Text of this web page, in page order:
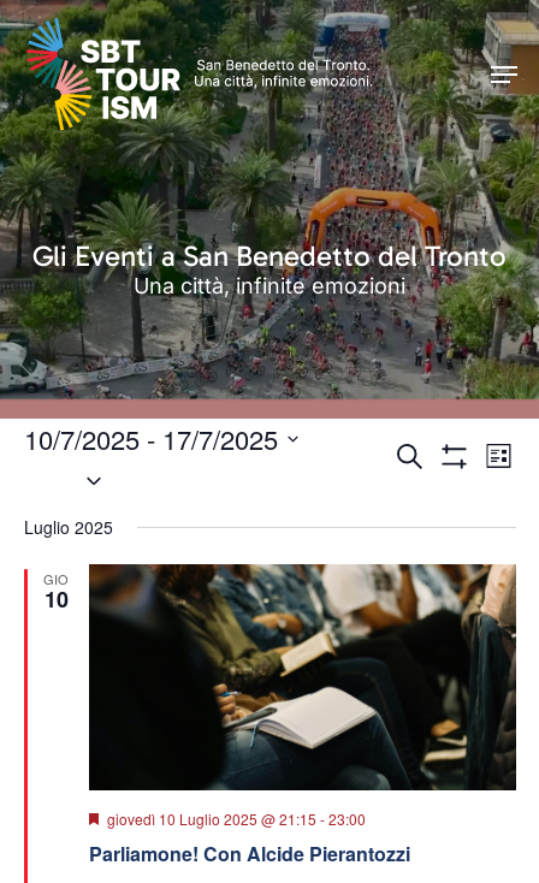
Skip
to
main
content
Gli Eventi a San Benedetto del Tronto
Una città, infinite emozioni
Eventi
e
viste
Cerca Lista
10/7/2025 - 17/7/2025
Seleziona
data.
Luglio 2025
GIO
10
Segnalati
giovedì 10 Luglio 2025 @ 21:15 -23:00
Parliamone! Con Alcide Pierantozzi